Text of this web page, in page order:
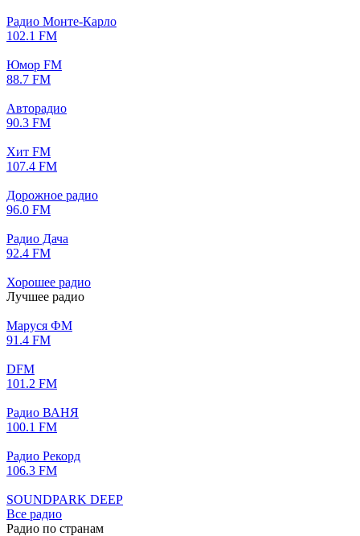
Радио Монте-Карло
102.1 FM
Юмор FM
88.7 FM
Авторадио
90.3 FM
Хит FM
107.4 FM
Дорожное радио
96.0 FM
Радио Дача
92.4 FM
Хорошее радио
Лучшее радио
Маруся ФМ
91.4 FM
DFM
101.2 FM
Радио ВАНЯ
100.1 FM
Радио Рекорд
106.3 FM
SOUNDPARK DEEP
Все радио
Радио по странам